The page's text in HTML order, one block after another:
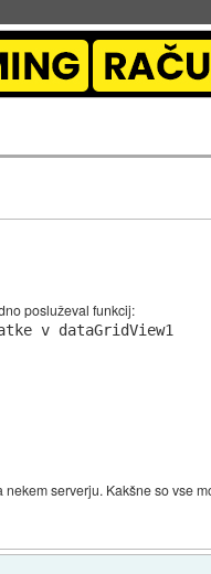
posluževal funkcij:
v dataGridView1
serverju. Kakšne so vse